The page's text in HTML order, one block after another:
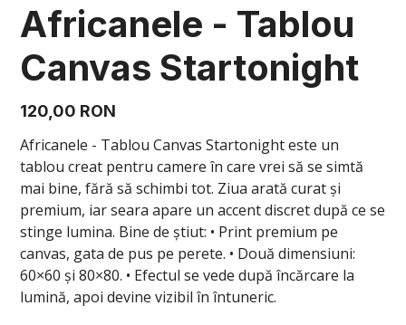
Africanele - Tablou
Canvas Startonight
Preț
120,00 RON
Africanele - Tablou Canvas Startonight este un
tablou creat pentru camere în care vrei să se simtă
mai bine, fără să schimbi tot. Ziua arată curat și
premium, iar seara apare un accent discret după ce se
stinge lumina. Bine de știut: • Print premium pe
canvas, gata de pus pe perete. • Două dimensiuni:
60×60 și 80×80. • Efectul se vede după încărcare la
lumină, apoi devine vizibil în întuneric.